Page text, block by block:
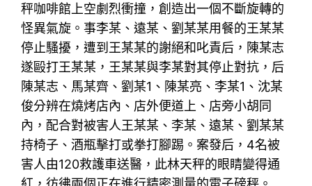
秤咖啡館上空劇烈衝撞，創造出一個不斷旋轉的
怪異氣旋。事李某、遠某、劉某某用餐的王某某
停止騷擾，遭到王某某的謝絕和叱責后，陳某志
遂毆打王某某，王某某與李某對其停止對抗，后
陳某志、馬某齊、劉某1、陳某亮、李某1、沈某
俊分辨在燒烤店內、店外便道上、店旁小胡同
內，配合對被害人王某某、李某、遠某、劉某某
持椅子、酒瓶擊打或拳打腳踢。案發后，4名被
害人由120救護車送醫，此林天秤的眼睛變得通